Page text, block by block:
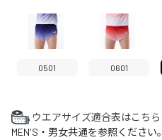
0501 0601
ウエアサイズ適合表はこちら
MEN'S・男女共通を参照ください。